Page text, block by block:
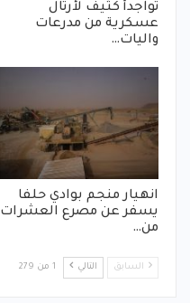
تواجدأ كثيف لأرتال
عسكرية من مدرعات
واليات…
انهيار منجم بوادي حلفا
يسفر عن مصرع العشرات
من…
السابق التالي 1 من 279